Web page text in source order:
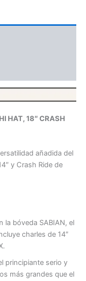
HAT, 18″ CRASH
añadida del
y Crash Ride de
la bóveda SABIAN, el
charles de 14″
principiante serio y
más grandes que el